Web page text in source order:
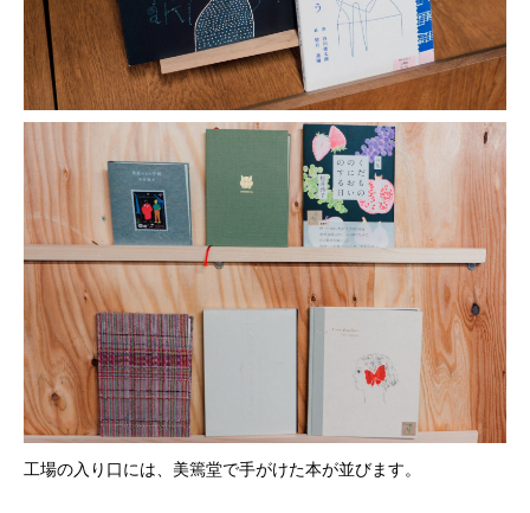
工場の入り口には、美篶堂で手がけた本が並びます。